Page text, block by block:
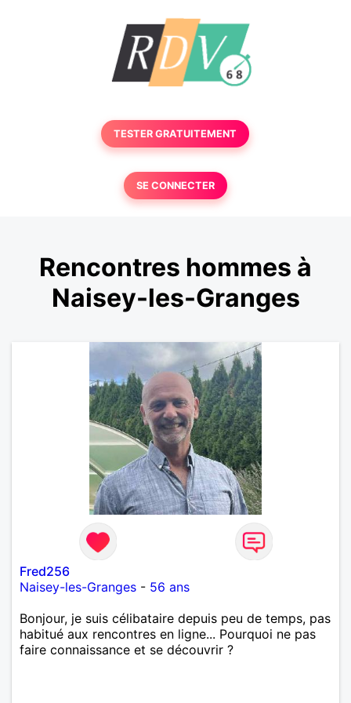
TESTER GRATUITEMENT
SE CONNECTER
Rencontres hommes à
Naisey-les-Granges
Fred256
Naisey-les-Granges - 56 ans
Bonjour, je suis célibataire depuis peu de temps, pas
habitué aux rencontres en ligne... Pourquoi ne pas
faire connaissance et se découvrir ?